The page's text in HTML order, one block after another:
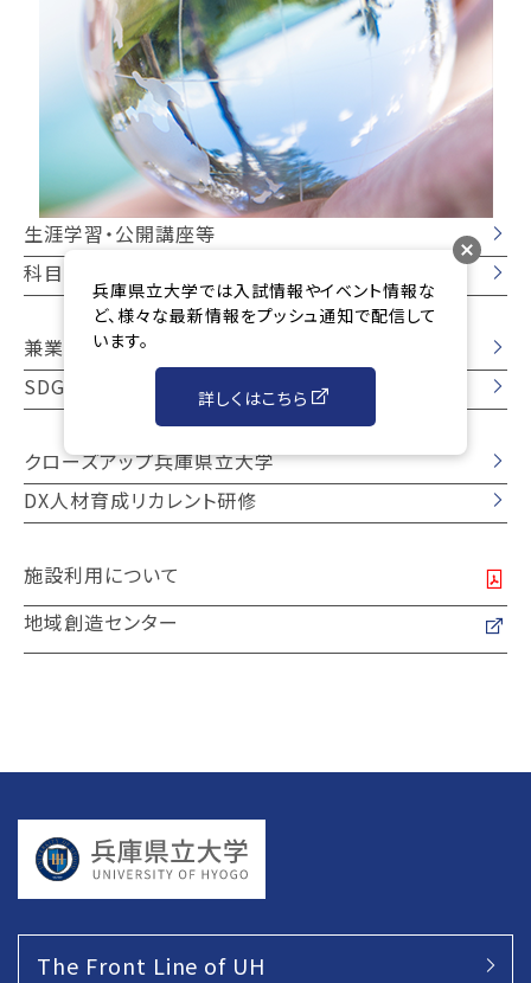
生涯学習・公開講座等
科目等履修生制度
兼業依頼
SDGsに関する取り組み
クローズアップ兵庫県立大学
DX人材育成リカレント研修
施設利用について
地域創造センター
The Front Line of UH
兵庫県立大学では入試情報やイベント情報な
ど、様々な最新情報をプッシュ通知で配信して
います。
詳しくはこちら